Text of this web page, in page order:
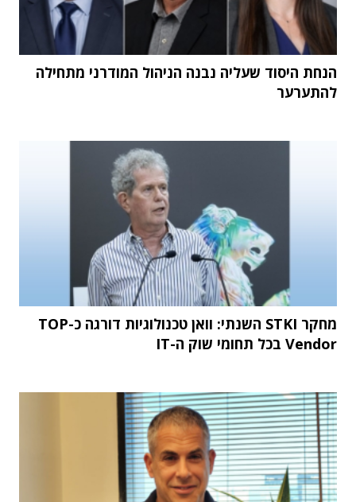
הנחת היסוד שעליה נבנה הניהול המודרני מתחילה
להתערער
מחקר STKI השנתי: וואן טכנולוגיות דורגה כ-TOP
Vendor בכל תחומי שוק ה-IT